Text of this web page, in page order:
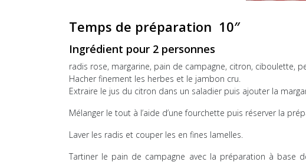
Temps de préparation 10″
Ingrédient pour 2 personnes
radis rose, margarine, pain de campagne, citron, ciboulette,
Hacher finement les herbes et le jambon cru.
Extraire le jus du citron dans un saladier puis ajouter la
Mélanger le tout à l’aide d’une fourchette puis réserver la
Laver les radis et couper les en fines lamelles.
Tartiner le pain de campagne avec la préparation à base